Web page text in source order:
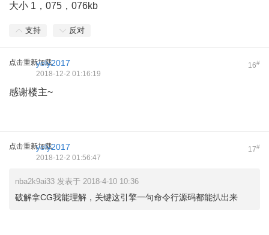
大小 1，075，076kb
支持 反对
点击重新加载 16#
yoly2017
2018-12-2 01:16:19
感谢楼主~
点击重新加载 17#
yoly2017
2018-12-2 01:56:47
nba2k9ai33 发表于 2018-4-10 10:36
破解拿CG我能理解，关键这引擎一句命令行源码都能扒出来